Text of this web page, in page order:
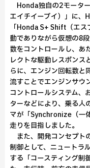
Honda独自の2モータ
エイチイーブイ）」に、
「Honda S+ Shift（エ
動でありながら仮想の8
数をコントロールし、あ
レクトな駆動レスポンス
らに、エンジン回転数と
流すことでエンジンサウ
コントロールシステム、
ターなどにより、乗る人
マが「Synchronize（一
走りを目指しました。
また、開発コンセプト
制御として、ニュートラ
する「コースティング制